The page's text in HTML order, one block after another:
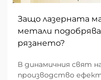
Защо лазерната
метали
рязането?
В динамичния свят
производство